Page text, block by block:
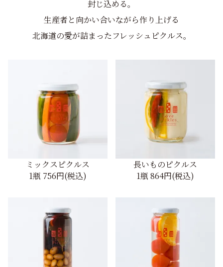
封じ込める。
生産者と向かい合いながら作り上げる
北海道の愛が詰まったフレッシュピクルス。
ミックスピクルス
1瓶 756円(税込)
長いものピクルス
1瓶 864円(税込)